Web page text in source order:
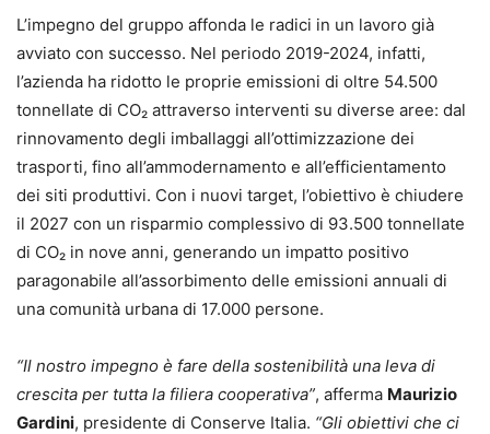
L’impegno del gruppo affonda le radici in un lavoro già
avviato con successo. Nel periodo 2019-2024, infatti,
l’azienda ha ridotto le proprie emissioni di oltre 54.500
tonnellate di CO₂ attraverso interventi su diverse aree: dal
rinnovamento degli imballaggi all’ottimizzazione dei
trasporti, fino all’ammodernamento e all’efficientamento
dei siti produttivi. Con i nuovi target, l’obiettivo è chiudere
il 2027 con un risparmio complessivo di 93.500 tonnellate
di CO₂ in nove anni, generando un impatto positivo
paragonabile all’assorbimento delle emissioni annuali di
una comunità urbana di 17.000 persone.
“Il nostro impegno è fare della sostenibilità una leva di
crescita per tutta la filiera cooperativa”, afferma Maurizio
Gardini, presidente di Conserve Italia. “Gli obiettivi che ci